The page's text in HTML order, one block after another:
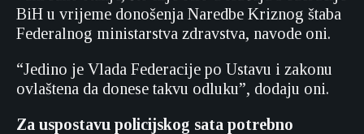
BiH u vrijeme donošenja Naredbe Kriznog štaba
Federalnog ministarstva zdravstva, navode oni.
“Jedino je Vlada Federacije po Ustavu i zakonu
ovlaštena da donese takvu odluku”, dodaju oni.
Za uspostavu policijskog sata potrebno